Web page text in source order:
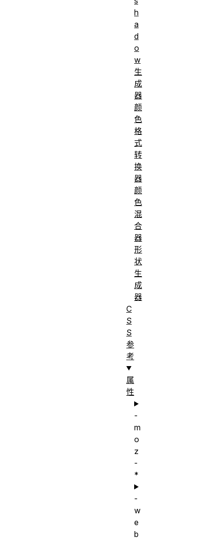
h
a
d
o
w
生
成
器
颜
色
格
式
转
换
器
颜
色
混
合
器
形
状
生
成
器
C
S
S
参
考
属
性
-
m
o
z
-
*
-
w
e
b